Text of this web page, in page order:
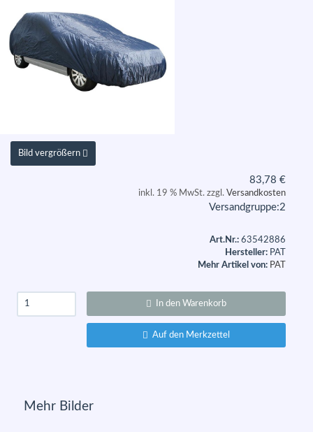
Bild vergrößern
83,78 €
inkl. 19 % MwSt. zzgl. Versandkosten
Versandgruppe:2
Art.Nr.: 63542886
Hersteller: PAT
Mehr Artikel von: PAT
In den Warenkorb
Auf den Merkzettel
Mehr Bilder